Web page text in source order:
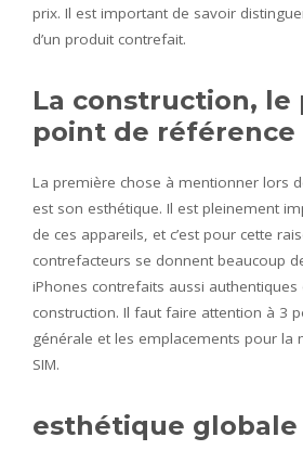
prix. Il est important de savoir
d’un produit contrefait.
La construction, le
point de référence
La première chose à mentionner lors
est son esthétique. Il est pleinement
de ces appareils, et c’est pour cette
contrefacteurs se donnent beaucoup
iPhones contrefaits aussi
construction. Il faut faire attention à 3
générale et les emplacements pour la
SIM.
esthétique globale